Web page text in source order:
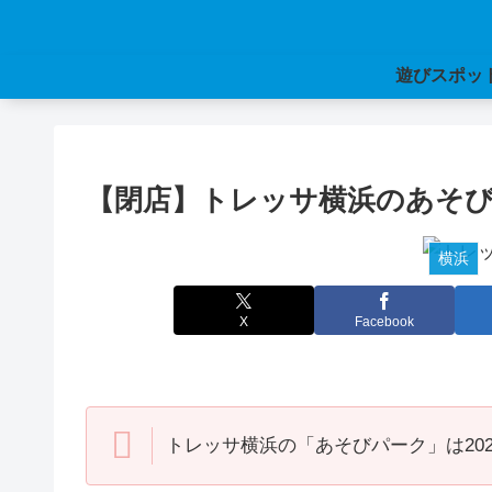
遊びスポッ
【閉店】トレッサ横浜のあそ
横浜
X Facebook
トレッサ横浜の「あそびパーク」は